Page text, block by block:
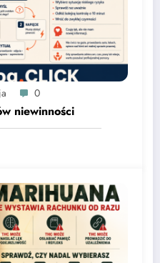
0
niewinności